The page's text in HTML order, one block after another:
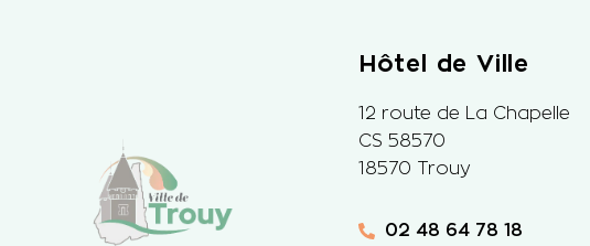
Hôtel de Ville
12 route de La Chapelle
CS 58570
18570 Trouy
02 48 64 78 18